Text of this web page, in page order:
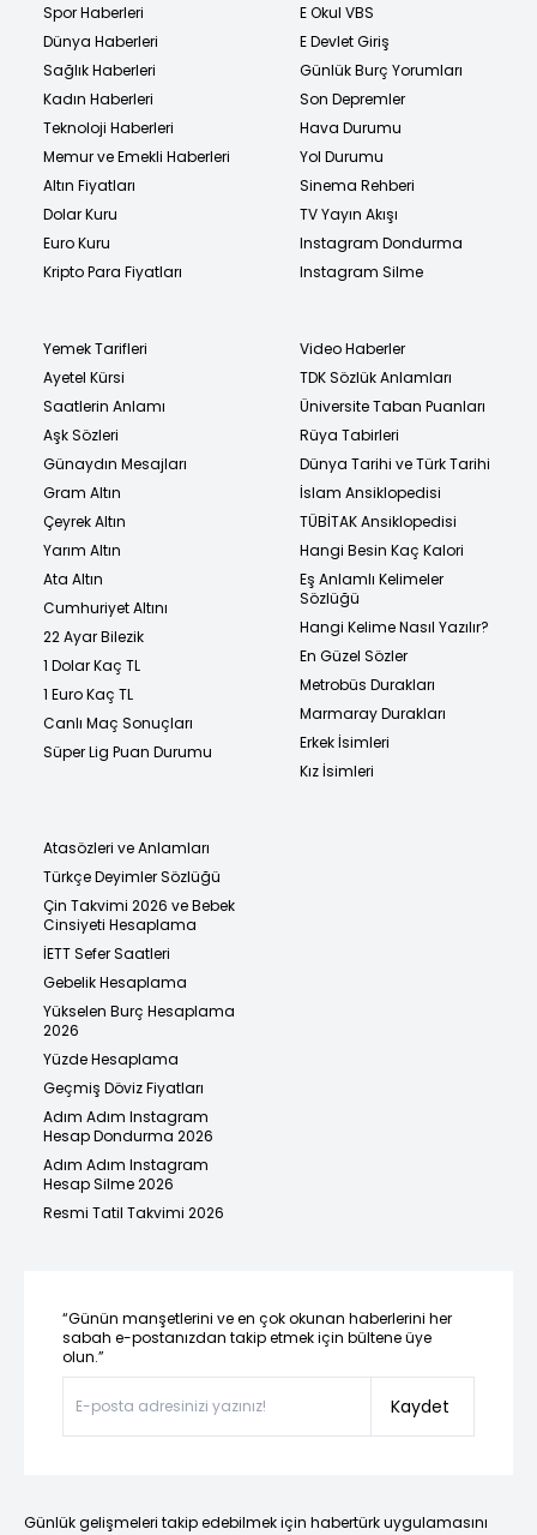
Spor Haberleri
Dünya Haberleri
Sağlık Haberleri
Kadın Haberleri
Teknoloji Haberleri
Memur ve Emekli Haberleri
Altın Fiyatları
Dolar Kuru
Euro Kuru
Kripto Para Fiyatları
E Okul VBS
E Devlet Giriş
Günlük Burç Yorumları
Son Depremler
Hava Durumu
Yol Durumu
Sinema Rehberi
TV Yayın Akışı
Instagram Dondurma
Instagram Silme
Yemek Tarifleri
Ayetel Kürsi
Saatlerin Anlamı
Aşk Sözleri
Günaydın Mesajları
Gram Altın
Çeyrek Altın
Yarım Altın
Ata Altın
Cumhuriyet Altını
22 Ayar Bilezik
1 Dolar Kaç TL
1 Euro Kaç TL
Canlı Maç Sonuçları
Süper Lig Puan Durumu
Video Haberler
TDK Sözlük Anlamları
Üniversite Taban Puanları
Rüya Tabirleri
Dünya Tarihi ve Türk Tarihi
İslam Ansiklopedisi
TÜBİTAK Ansiklopedisi
Hangi Besin Kaç Kalori
Eş Anlamlı Kelimeler
Sözlüğü
Hangi Kelime Nasıl Yazılır?
En Güzel Sözler
Metrobüs Durakları
Marmaray Durakları
Erkek İsimleri
Kız İsimleri
Atasözleri ve Anlamları
Türkçe Deyimler Sözlüğü
Çin Takvimi 2026 ve Bebek
Cinsiyeti Hesaplama
İETT Sefer Saatleri
Gebelik Hesaplama
Yükselen Burç Hesaplama
2026
Yüzde Hesaplama
Geçmiş Döviz Fiyatları
Adım Adım Instagram
Hesap Dondurma 2026
Adım Adım Instagram
Hesap Silme 2026
Resmi Tatil Takvimi 2026
“Günün manşetlerini ve en çok okunan haberlerini her
sabah e-postanızdan takip etmek için bültene üye
olun.”
Kaydet
Günlük gelişmeleri takip edebilmek için habertürk uygulamasını